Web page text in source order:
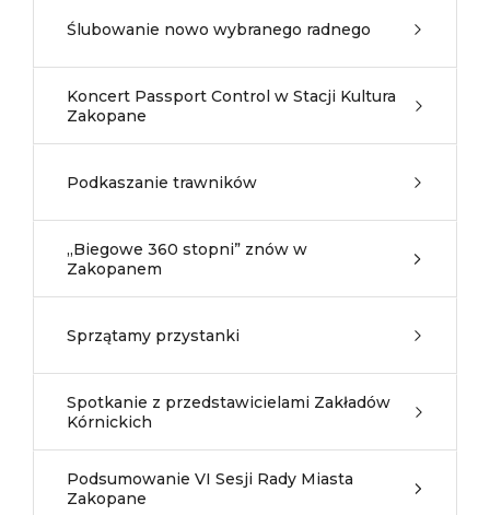
Ślubowanie nowo wybranego radnego
Koncert Passport Control w Stacji Kultura
Zakopane
Podkaszanie trawników
„Biegowe 360 stopni” znów w
Zakopanem
Sprzątamy przystanki
Spotkanie z przedstawicielami Zakładów
Kórnickich
Podsumowanie VI Sesji Rady Miasta
Zakopane